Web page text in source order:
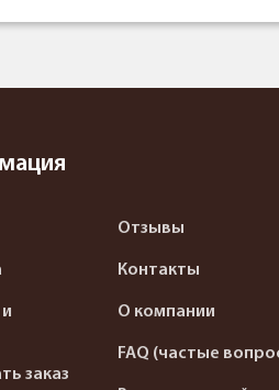
заказ
Отзывы
Контакты
О компании
FAQ (частые